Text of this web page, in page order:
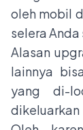
oleh mobil
selera
Alasan
lainnya
yang di-